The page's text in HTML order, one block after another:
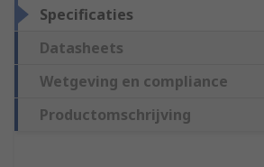
Specificaties
Datasheets
Wetgeving en compliance
Productomschrijving